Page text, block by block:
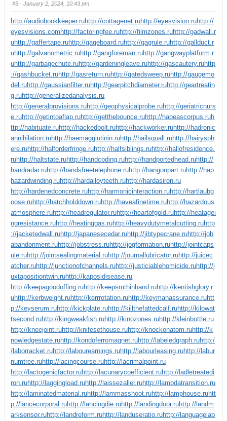
#5 · January 2, 2024, 10:43 pm
http://audiobookkeeper.ruhttp://cottagenet.ruhttp://eyesvision.ruhttp://
eyesvisions.com http://factoringfee.ruhttp://filmzones.ruhttp://gadwall.r
uhttp://gaffertape.ruhttp://gageboard.ruhttp://gagrule.ruhttp://gallduct.r
uhttp://galvanometric.ruhttp://gangforeman.ruhttp://gangwayplatform.r
uhttp://garbagechute.ruhttp://gardeningleave.ruhttp://gascautery.ruhttp
://gashbucket.ruhttp://gasreturn.ruhttp://gatedsweep.ruhttp://gaugemo
del.ruhttp://gaussianfilter.ruhttp://gearpitchdiameter.ruhttp://geartreatin
g.ruhttp://generalizedanalysis.ru
http://generalprovisions.ruhttp://geophysicalprobe.ruhttp://geriatricnurs
e.ruhttp://getintoaflap.ruhttp://getthebounce.ruhttp://habeascorpus.ruh
ttp://habituate.ruhttp://hackedbolt.ruhttp://hackworker.ruhttp://hadronic
annihilation.ruhttp://haemagglutinin.ruhttp://hailsquall.ruhttp://hairysph
ere.ruhttp://halforderfringe.ruhttp://halfsiblings.ruhttp://hallofresidence.
ruhttp://haltstate.ruhttp://handcoding.ruhttp://handportedhead.ruhttp://
handradar.ruhttp://handsfreetelephone.ruhttp://hangonpart.ruhttp://hap
hazardwinding.ruhttp://hardalloyteeth.ruhttp://hardasiron.ru
http://hardenedconcrete.ruhttp://harmonicinteraction.ruhttp://hartlaubg
oose.ruhttp://hatchholddown.ruhttp://haveafinetime.ruhttp://hazardous
atmosphere.ruhttp://headregulator.ruhttp://heartofgold.ruhttp://heatagei
ngresistance.ruhttp://heatinggas.ruhttp://heavydutymetalcutting.ruhttp
://jacketedwall.ruhttp://japanesecedar.ruhttp://jibtypecrane.ruhttp://job
abandonment.ruhttp://jobstress.ruhttp://jogformation.ruhttp://jointcaps
ule.ruhttp://jointsealingmaterial.ruhttp://journallubricator.ruhttp://juicec
atcher.ruhttp://junctionofchannels.ruhttp://justiciablehomicide.ruhttp://j
uxtapositiontwin.ruhttp://kaposidisease.ru
http://keepagoodoffing.ruhttp://keepsmthinhand.ruhttp://kentishglory.r
uhttp://kerbweight.ruhttp://kerrrotation.ruhttp://keymanassurance.ruhtt
p://keyserum.ruhttp://kickplate.ruhttp://killthefattedcalf.ruhttp://kilowat
tsecond.ruhttp://kingweakfish.ruhttp://kinozones.ruhttp://kleinbottle.ru
http://kneejoint.ruhttp://knifesethouse.ruhttp://knockonatom.ruhttp://k
nowledgestate.ruhttp://kondoferromagnet.ruhttp://labeledgraph.ruhttp:/
/laborracket.ruhttp://labourearnings.ruhttp://labourleasing.ruhttp://labur
numtree.ruhttp://lacingcourse.ruhttp://lacrimalpoint.ru
http://lactogenicfactor.ruhttp://lacunarycoefficient.ruhttp://ladletreatedi
ron.ruhttp://laggingload.ruhttp://laissezaller.ruhttp://lambdatransition.ru
http://laminatedmaterial.ruhttp://lammasshoot.ruhttp://lamphouse.ruhtt
p://lancecorporal.ruhttp://lancingdie.ruhttp://landingdoor.ruhttp://landm
arksensor.ruhttp://landreform.ruhttp://landuseratio.ruhttp://languagelab